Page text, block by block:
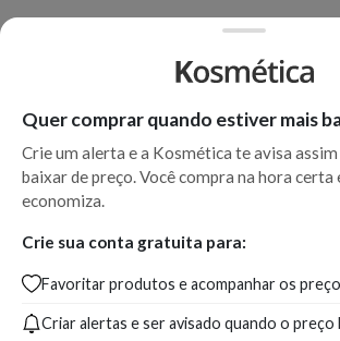
Quer comprar quando estiver mais
Crie um alerta e a Kosmética te avisa
baixar de preço. Você compra na hora certa
economiza.
Crie sua conta gratuita para:
Favoritar produtos e acompanhar os
Criar alertas e ser avisado quando o preço